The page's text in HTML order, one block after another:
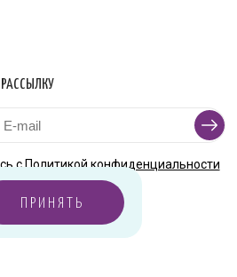
сПолитикой конфиденциальности
ПРИНЯТЬ